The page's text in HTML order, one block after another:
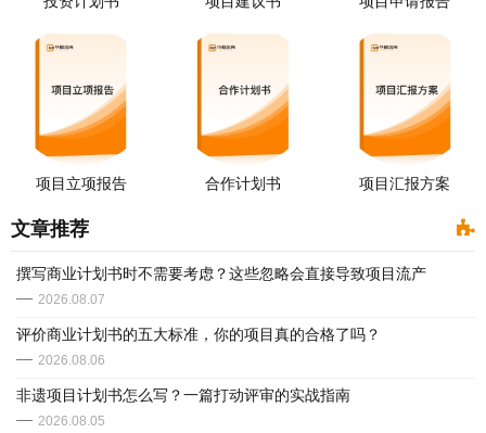
项目立项报告 合作计划书 项目汇报方案
文章推荐
撰写商业计划书时不需要考虑？这些忽略会直接导致项目流产
2026.08.07
评价商业计划书的五大标准，你的项目真的合格了吗？
2026.08.06
非遗项目计划书怎么写？一篇打动评审的实战指南
2026.08.05